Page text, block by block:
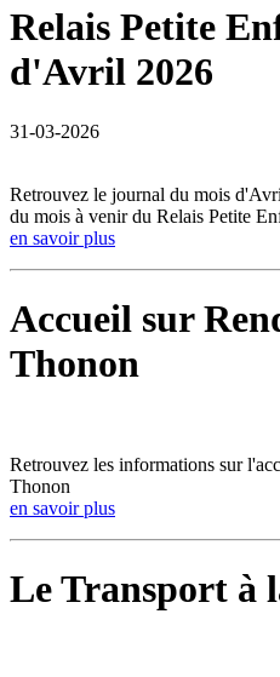
Relais Petite
d'Avril 2026
31-03-2026
Retrouvez le journal du mois
du mois à venir du Relais Petite
en savoir plus
Accueil sur
Thonon
Retrouvez les informations sur
Thonon
en savoir plus
Le Transport à